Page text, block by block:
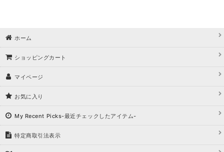
立てる一着。
ピース
ホーム
ショッピングカート
マイページ
お気に入り
My Recent Picks-最近チェックしたアイテム-
特定商取引法表示